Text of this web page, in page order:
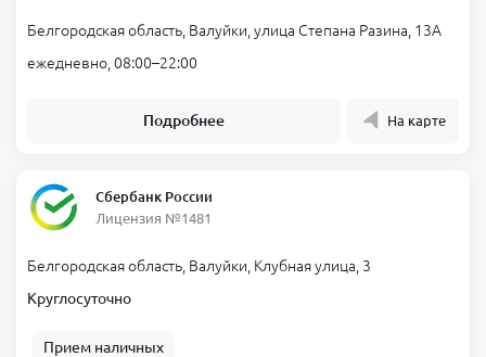
Белгородская область, Валуйки, улица Степана Разина, 13А
ежедневно, 08:00–22:00
Подробнее На карте
Сбербанк России
Лицензия №1481
Белгородская область, Валуйки, Клубная улица, 3
Круглосуточно
Прием наличных